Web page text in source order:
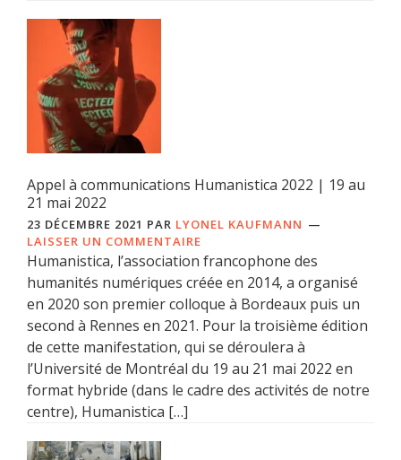
Appel à communications Humanistica 2022 | 19 au
21 mai 2022
23 DÉCEMBRE 2021 PAR LYONEL KAUFMANN
LAISSER UN COMMENTAIRE
Humanistica, l’association francophone des
humanités numériques créée en 2014, a organisé
en 2020 son premier colloque à Bordeaux puis un
second à Rennes en 2021. Pour la troisième édition
de cette manifestation, qui se déroulera à
l’Université de Montréal du 19 au 21 mai 2022 en
format hybride (dans le cadre des activités de notre
centre), Humanistica […]